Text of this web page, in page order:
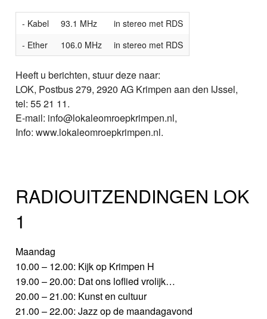
- Kabel 93.1 MHz
in stereo met RDS
- Ether
106.0 MHz in stereo met RDS
Heeft u berichten, stuur deze naar:
LOK, Postbus 279, 2920 AG Krimpen aan den IJssel,
tel: 55 21 11.
E-mail: info@lokaleomroepkrimpen.nl,
Info: www.lokaleomroepkrimpen.nl.
RADIOUITZENDINGEN LOK
1
Maandag
10.00 – 12.00: Kijk op Krimpen H
19.00 – 20.00: Dat ons loflied vrolijk…
20.00 – 21.00: Kunst en cultuur
21.00 – 22.00: Jazz op de maandagavond